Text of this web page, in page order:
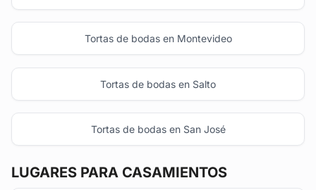
Tortas de bodas en Montevideo
Tortas de bodas en Salto
Tortas de bodas en San José
LUGARES PARA CASAMIENTOS